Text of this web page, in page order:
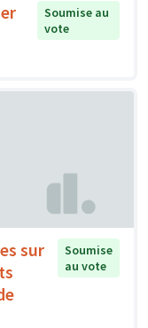
Soumise au
vote
sur
Soumise
au vote